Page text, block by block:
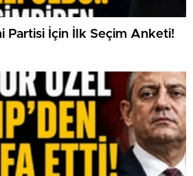
Partisi İçin İlk Seçim Anketi!